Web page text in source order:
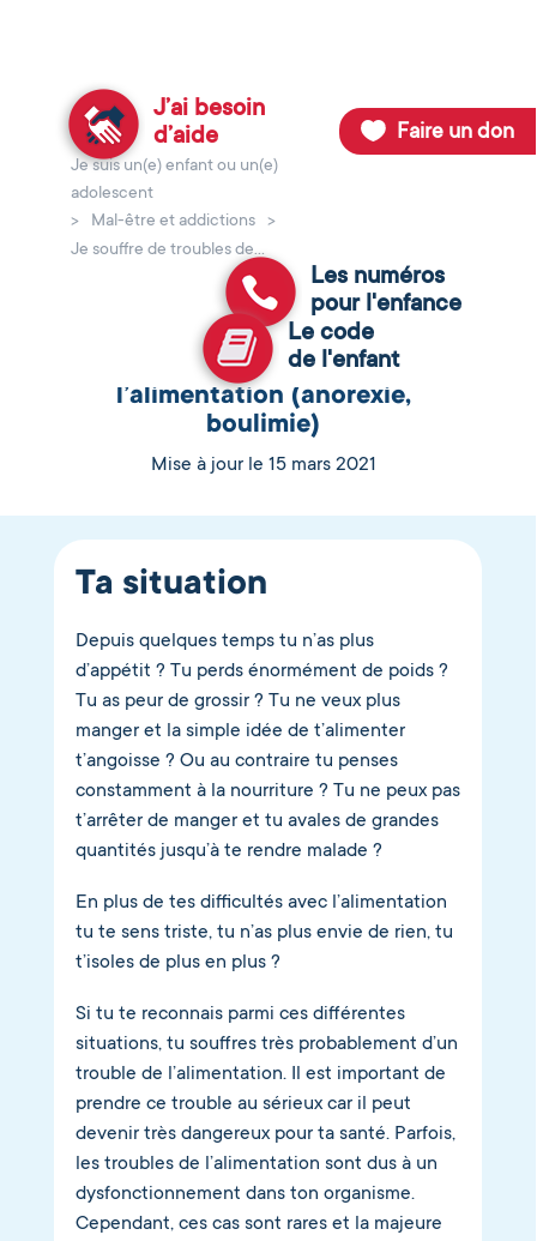
Faire un don
J’ai besoin
d’aide
Je suis un(e) enfant ou un(e)
adolescent
>
Mal-être et addictions
>
Je souffre de troubles de...
Les numéros
pour l'enfance
Le code
de l'enfant
Je souffre de troubles de
l’alimentation (anorexie,
boulimie)
Mise à jour le 15 mars 2021
Ta situation
Depuis quelques temps tu n’as plus
d’appétit ? Tu perds énormément de poids ?
Tu as peur de grossir ? Tu ne veux plus
manger et la simple idée de t’alimenter
t’angoisse ? Ou au contraire tu penses
constamment à la nourriture ? Tu ne peux pas
t’arrêter de manger et tu avales de grandes
quantités jusqu’à te rendre malade ?
En plus de tes difficultés avec l’alimentation
tu te sens triste, tu n’as plus envie de rien, tu
t’isoles de plus en plus ?
Si tu te reconnais parmi ces différentes
situations, tu souffres très probablement d’un
trouble de l’alimentation. Il est important de
prendre ce trouble au sérieux car il peut
devenir très dangereux pour ta santé. Parfois,
les troubles de l’alimentation sont dus à un
dysfonctionnement dans ton organisme.
Cependant, ces cas sont rares et la majeure